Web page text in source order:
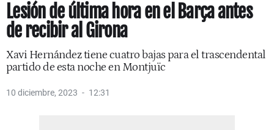
Lesión de última hora en el Barça antes
de recibir al Girona
Xavi Hernández tiene cuatro bajas para el trascendental
partido de esta noche en Montjuïc
10 diciembre, 2023 12:31